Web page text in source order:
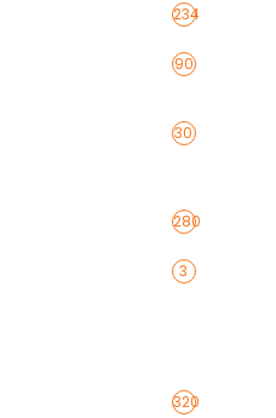
234
90
30
280
3
320